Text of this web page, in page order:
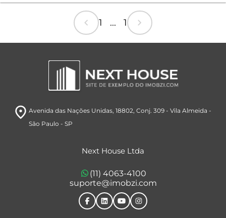
chevron_left 1 ... 1 chevron_right
room Avenida das Nações Unidas, 18802, Conj. 309- Vila Almeida -
São Paulo - SP
Next House Ltda
(11) 4063-4100
suporte@imobzi.com